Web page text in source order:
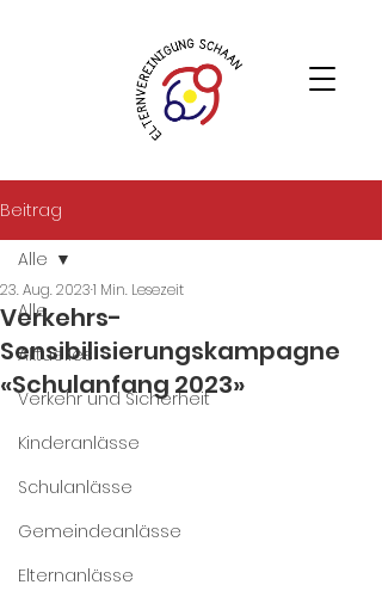
Beitrag
Alle
Aktuelles
Verkehr und Sicherheit
Kinderanlässe
Schulanlässe
Gemeindeanlässe
Elternanlässe
Alle
Verkehrs-
Sensibilisierungskampagne
«Schulanfang 2023»
23. Aug. 20231 Min. Lesezeit